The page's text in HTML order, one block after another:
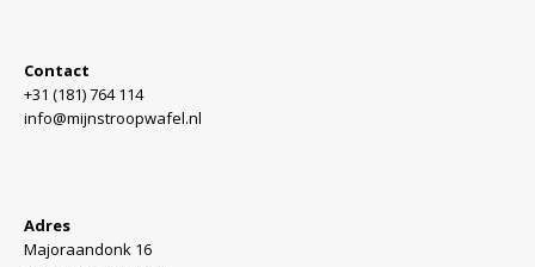
Contact
+31 (181) 764 114
info@mijnstroopwafel.nl
Adres
Majoraandonk 16